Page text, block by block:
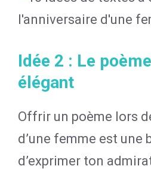
Idée 2 : Le
élégant
Offrir un poème lors
d’une femme est une
d’exprimer ton